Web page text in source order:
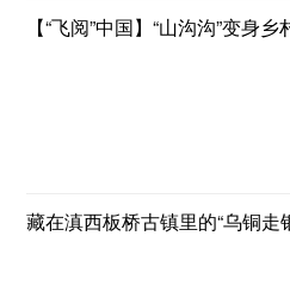
【“飞阅”中国】“山沟沟”变身
藏在滇西板桥古镇里的“乌铜走